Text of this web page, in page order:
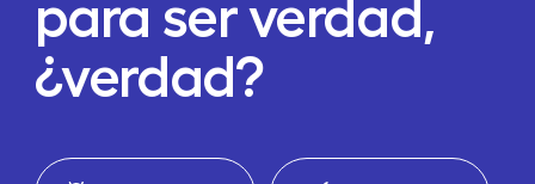
para ser verdad,
¿verdad?